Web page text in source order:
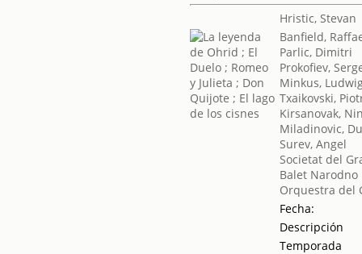
Hristic, Stevan
Banfield,
Parlic, Dimitri
Prokofiev,
Minkus,
Txaikovski,
Kirsanovak,
Miladinovic,
Surev, Angel
Societat del
Balet Narodno
Orquestra del
Fecha:
Descripción
Temporada